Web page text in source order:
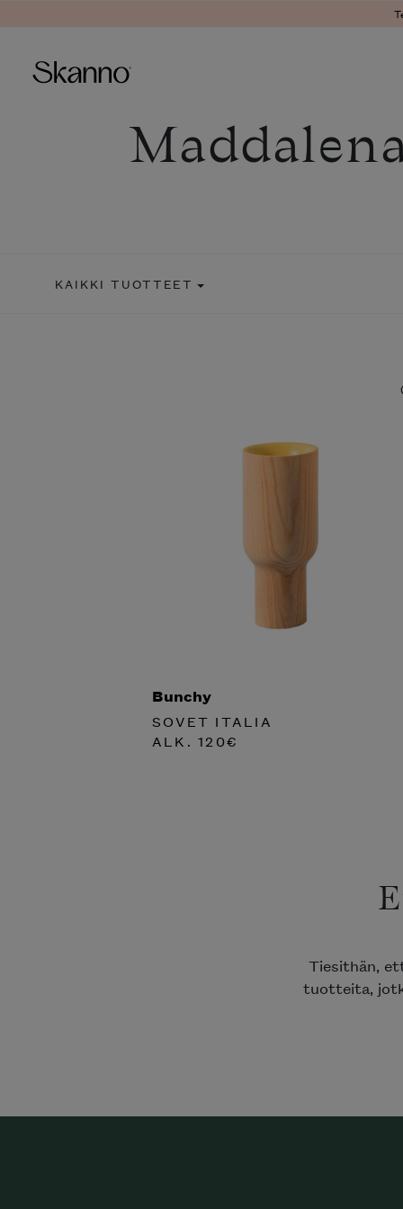
Haku
KAIKKI TUOTTEET
Bunchy
SOVET ITALIA
ALK.120€
Tiesithän,
tuotteita,